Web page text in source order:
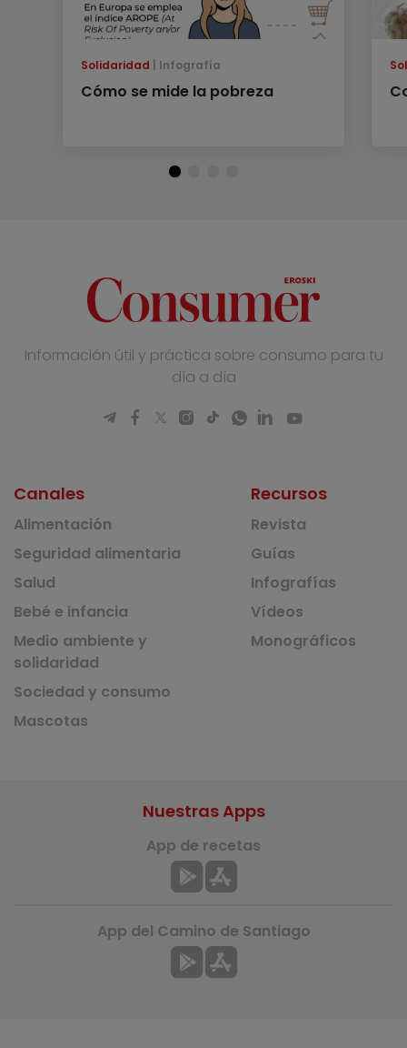
Solidaridad Infografía
Cómo se mide la pobreza
Información útil y práctica sobre consumo para tu
día a día
Canales
Alimentación
Seguridad alimentaria
Salud
Bebé e infancia
Medio ambiente y
solidaridad
Sociedad y consumo
Mascotas
Recursos
Revista
Guías
Infografías
Vídeos
Monográficos
Nuestras Apps
App de recetas
App del Camino de Santiago